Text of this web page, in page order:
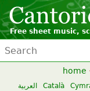
Free sheet music,
home
العربية Català